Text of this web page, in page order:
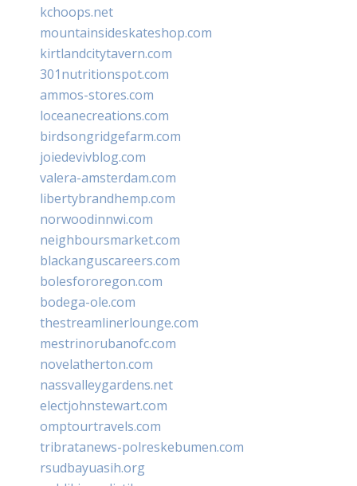
kchoops.net
mountainsideskateshop.com
kirtlandcitytavern.com
301nutritionspot.com
ammos-stores.com
loceanecreations.com
birdsongridgefarm.com
joiedevivblog.com
valera-amsterdam.com
libertybrandhemp.com
norwoodinnwi.com
neighboursmarket.com
blackanguscareers.com
bolesfororegon.com
bodega-ole.com
thestreamlinerlounge.com
mestrinorubanofc.com
novelatherton.com
nassvalleygardens.net
electjohnstewart.com
omptourtravels.com
tribratanews-polreskebumen.com
rsudbayuasih.org